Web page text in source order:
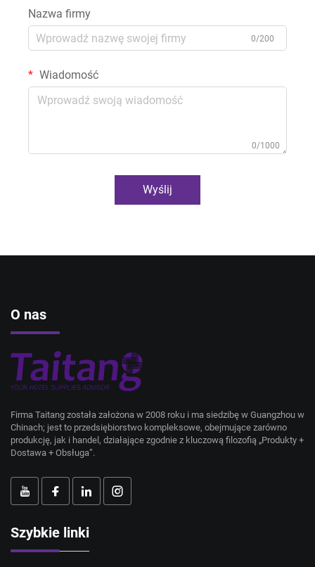
Nazwa firmy
0/200
Wiadomość
0/1000
Wyślij
O nas
Firma Taitang została założona w 2008 roku i ma siedzibę w Guangzhou w
Chinach; jest to przedsiębiorstwo kompleksowe, obejmujące zarówno
produkcję, jak i handel, działające zgodnie z kluczową filozofią „Produkty +
Dostawa + Obsługa”.
Szybkie linki